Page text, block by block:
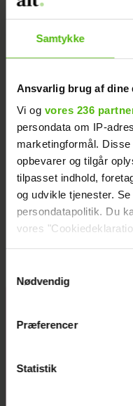
Samtykke
Ansvarlig brug af dine
Vi og vores 236
persondata om IP-
marketingformål.
opbevarer og tilgår
tilpasset indhold,
og udvikle tjenester.
persondatapolitik. Du
vores
Vi anvender egne
generere statistik og
Nødvendig
Præferencer
Statistik
Karin Salling var
ikke leve i frygt